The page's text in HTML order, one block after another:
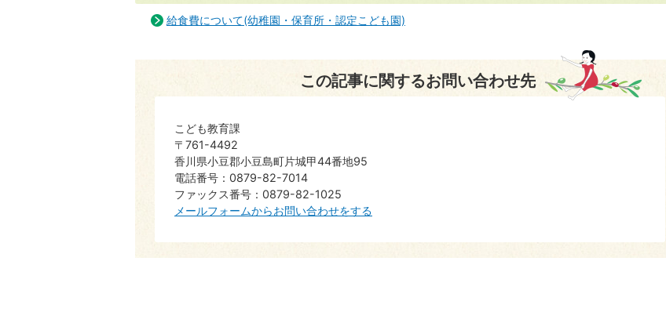
給食費について(幼稚園・保育所・認定こども園)
この記事に関するお問い合わせ先
こども教育課
〒761-4492
香川県小豆郡小豆島町片城甲44番地95
電話番号：0879-82-7014
ファックス番号：0879-82-1025
メールフォームからお問い合わせをする